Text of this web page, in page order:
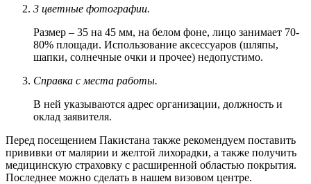
3 цветные фотографии.
Размер – 35 на 45 мм, на белом фоне, лицо занимает 70-
80% площади. Использование аксессуаров (шляпы,
шапки, солнечные очки и прочее) недопустимо.
Справка с места работы.
В ней указываются адрес организации, должность и
оклад заявителя.
Перед посещением Пакистана также рекомендуем поставить
прививки от малярии и желтой лихорадки, а также получить
медицинскую страховку с расширенной областью покрытия.
Последнее можно сделать в нашем визовом центре.